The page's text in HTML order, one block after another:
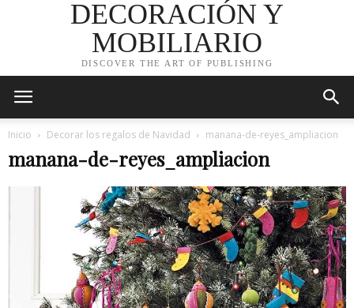
DECORACIÓN Y
MOBILIARIO
DISCOVER THE ART OF PUBLISHING
Inicio Decorar los regalos de Navidad manana-de-reyes_ampliacion
manana-de-reyes_ampliacion